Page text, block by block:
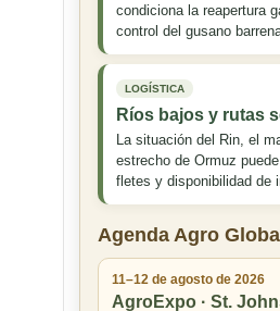
condiciona la reapertura
control del gusano
LOGÍSTICA
Ríos bajos y rutas
La situación del Rin, el
estrecho de Ormuz
fletes y disponibilidad de
Agenda Agro Global
11–12 de agosto de 2026
AgroExpo · St.